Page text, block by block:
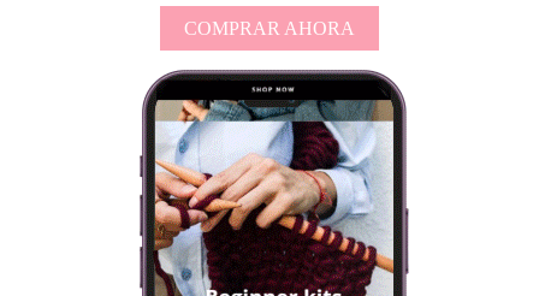
COMPRAR AHORA